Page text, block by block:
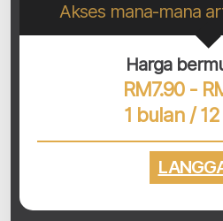
Akses mana-mana
Harga
RM7.90 -
1 bulan /